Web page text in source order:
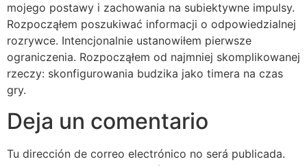
mojego postawy i zachowania na subiektywne impulsy.
Rozpocząłem poszukiwać informacji o odpowiedzialnej
rozrywce. Intencjonalnie ustanowiłem pierwsze
ograniczenia. Rozpocząłem od najmniej skomplikowanej
rzeczy: skonfigurowania budzika jako timera na czas
gry.
Deja un comentario
Tu dirección de correo electrónico no será publicada.